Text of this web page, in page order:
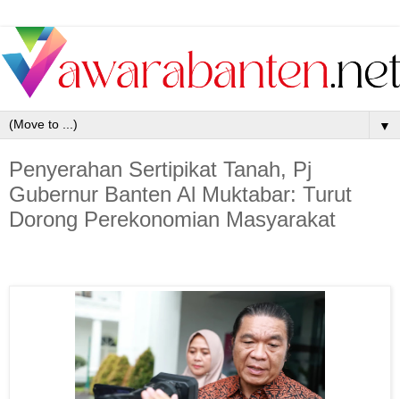
▼
Penyerahan Sertipikat Tanah, Pj
Gubernur Banten Al Muktabar: Turut
Dorong Perekonomian Masyarakat